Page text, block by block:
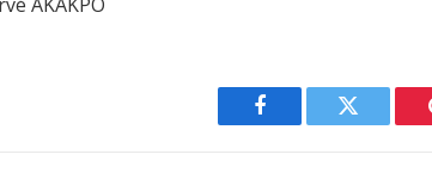
Facebook Twitter